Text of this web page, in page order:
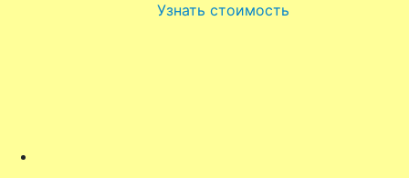
Узнать стоимость